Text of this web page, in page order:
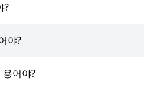
?
야?
어야?